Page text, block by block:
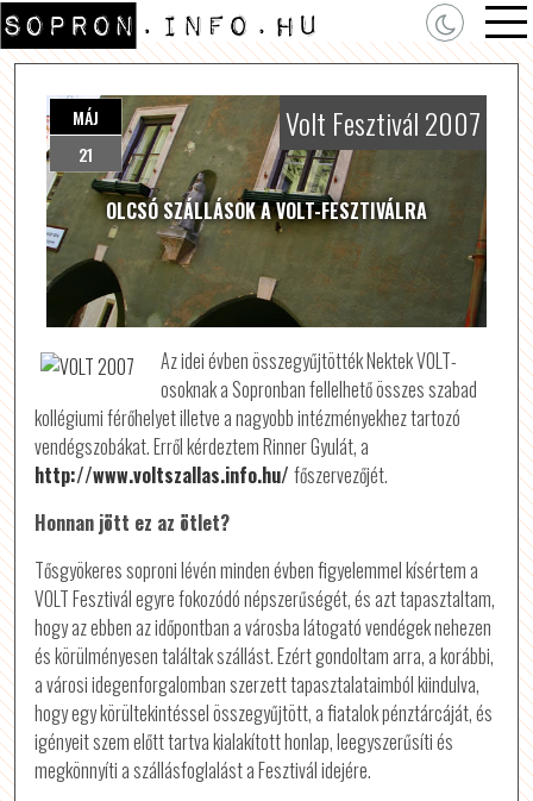
OLCSÓ SZÁLLÁSOK A VOLT-FESZTIVÁLRA
MÁJ
21
Volt Fesztivál 2007
Az idei évben összegyűjtötték Nektek VOLT-
osoknak a Sopronban fellelhető összes szabad
kollégiumi férőhelyet illetve a nagyobb intézményekhez tartozó
vendégszobákat. Erről kérdeztem Rinner Gyulát, a
http://www.voltszallas.info.hu/ főszervezőjét.
Honnan jött ez az ötlet?
Tősgyökeres soproni lévén minden évben figyelemmel kísértem a
VOLT Fesztivál egyre fokozódó népszerűségét, és azt tapasztaltam,
hogy az ebben az időpontban a városba látogató vendégek nehezen
és körülményesen találtak szállást. Ezért gondoltam arra, a korábbi,
a városi idegenforgalomban szerzett tapasztalataimból kiindulva,
hogy egy körültekintéssel összegyűjtött, a fiatalok pénztárcáját, és
igényeit szem előtt tartva kialakított honlap, leegyszerűsíti és
megkönnyíti a szállásfoglalást a Fesztivál idejére.